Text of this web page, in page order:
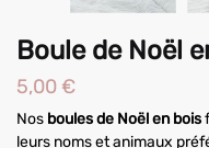
Boule de Noël
5,00 €
Nos boules de Noël en bois
leurs noms et animaux